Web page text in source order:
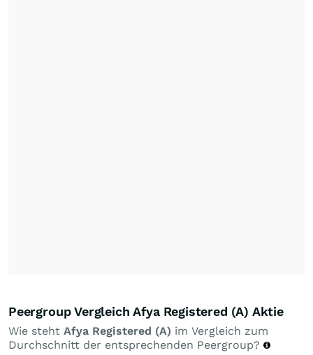
Peergroup Vergleich Afya Registered (A) Aktie
Wie steht Afya Registered (A) im Vergleich zum
Durchschnitt der entsprechenden Peergroup?